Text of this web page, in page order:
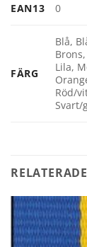
EAN13 0
FÄRG
Blå,
Lila,
Röd/
Svart/